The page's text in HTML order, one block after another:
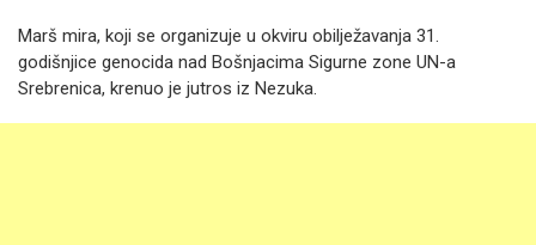
Marš mira, koji se organizuje u okviru obilježavanja 31.
godišnjice genocida nad Bošnjacima Sigurne zone UN-a
Srebrenica, krenuo je jutros iz Nezuka.